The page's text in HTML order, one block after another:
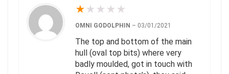
★ ★ ★ ★ ★
OMNI GODOLPHIN – 03/01/2021
The top and bottom of the main
hull (oval top bits) where very
badly moulded, got in touch with